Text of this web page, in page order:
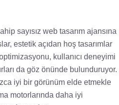
sayısız web tasarım ajansına
estetik açıdan hoş tasarımlar
kullanıcı deneyimi
da göz önünde bulunduruyor.
iyi bir görünüm elde etmekle
motorlarında daha iyi